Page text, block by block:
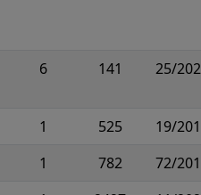
6 141 25/
1 525
19/
1 782
72/